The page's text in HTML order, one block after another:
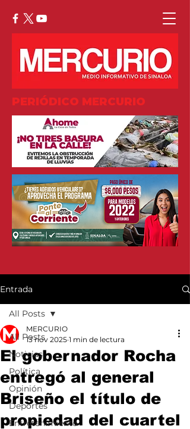
PERIÓDICO MERCURIO
Entrada
All Posts
Noticias
Política
Opinión
Deportes
Entretenimiento
All Posts
El gobernador Rocha
entregó al general
Briseño el título de
propiedad del cuartel
MERCURIO
13 nov 2025 1 min de lectura